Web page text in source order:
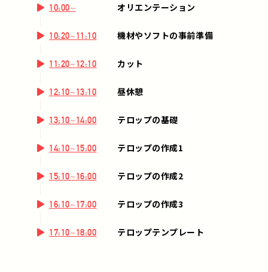
10:00~ オリエンテーション
10:20~11:10 機材やソフトの事前準備
11:20~12:10 カット
12:10~13:10 昼休憩
13:10~14:00 テロップの基礎
14:10~15:00 テロップの作成1
15:10~16:00 テロップの作成2
16:10~17:00 テロップの作成3
17:10~18:00 テロップテンプレート